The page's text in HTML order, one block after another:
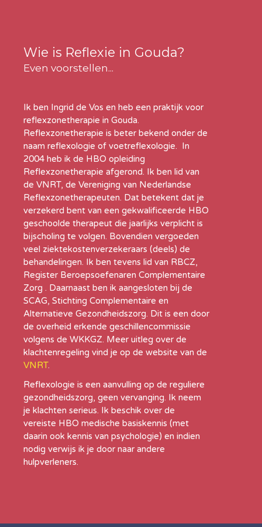
Wie is Reflexie in Gouda?
Even voorstellen...
Ik ben Ingrid de Vos en heb een praktijk voor
reflexzonetherapie in Gouda.
Reflexzonetherapie is beter bekend onder de
naam reflexologie of voetreflexologie. In
2004 heb ik de HBO opleiding
Reflexzonetherapie afgerond. Ik ben lid van
de VNRT, de Vereniging van Nederlandse
Reflexzonetherapeuten. Dat betekent dat je
verzekerd bent van een gekwalificeerde HBO
geschoolde therapeut die jaarlijks verplicht is
bijscholing te volgen. Bovendien vergoeden
veel ziektekostenverzekeraars (deels) de
behandelingen. Ik ben tevens lid van RBCZ,
Register Beroepsoefenaren Complementaire
Zorg . Daarnaast ben ik aangesloten bij de
SCAG, Stichting Complementaire en
Alternatieve Gezondheidszorg. Dit is een door
de overheid erkende geschillencommissie
volgens de WKKGZ. Meer uitleg over de
klachtenregeling vind je op de website van de
VNRT.
Reflexologie is een aanvulling op de reguliere
gezondheidszorg, geen vervanging. Ik neem
je klachten serieus. Ik beschik over de
vereiste HBO medische basiskennis (met
daarin ook kennis van psychologie) en indien
nodig verwijs ik je door naar andere
hulpverleners.